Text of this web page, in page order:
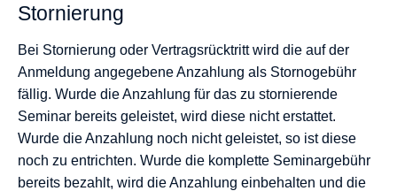
Stornierung
Bei Stornierung oder Vertragsrücktritt wird die auf der
Anmeldung angegebene Anzahlung als Stornogebühr
fällig. Wurde die Anzahlung für das zu stornierende
Seminar bereits geleistet, wird diese nicht erstattet.
Wurde die Anzahlung noch nicht geleistet, so ist diese
noch zu entrichten. Wurde die komplette Seminargebühr
bereits bezahlt, wird die Anzahlung einbehalten und die